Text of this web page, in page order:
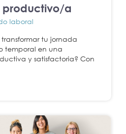
productivo/a
laboral
tu jornada
temporal en una
y satisfactoria? Con